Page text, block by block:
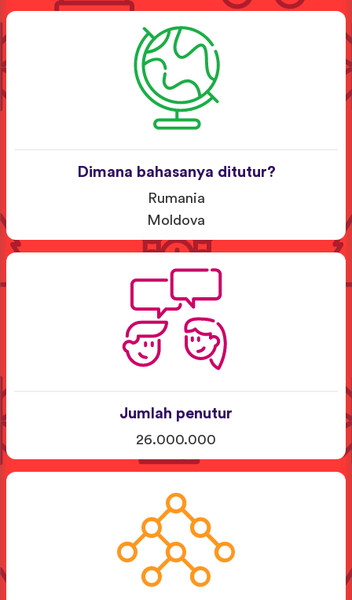
Dimana bahasanya ditutur?
Rumania
Moldova
Jumlah penutur
26.000.000